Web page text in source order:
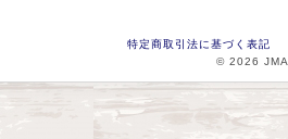
特定商取引法に基づく表記
© 2026